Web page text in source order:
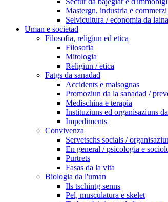
Mastergn, industria e commerzi
Selvicultura / economia da laina
Uman e societad
Filosofia, religiun ed etica
Filosofia
Mitologia
Religiun / etica
Fatgs da sanadad
Accidents e malsognas
Promoziun da la sanadad /
Medischina e terapia
Instituziuns ed organisaziuns
Impediments
Convivenza
Servetschs socials /
En general / psicologia e
Purtrets
Fasas da la vita
Biologia da l'uman
Ils tschintg senns
Pel, musculatura e skelet